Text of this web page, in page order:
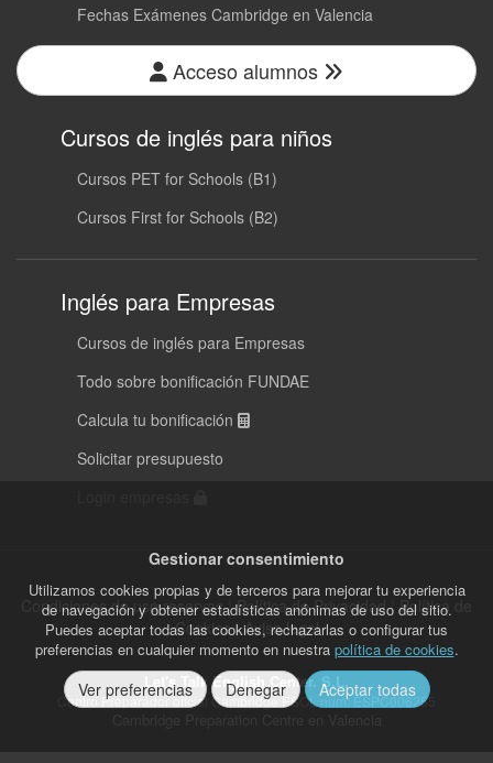
Fechas Exámenes Cambridge en Valencia
Acceso alumnos
Cursos de inglés para niños
Cursos PET for Schools (B1)
Cursos First for Schools (B2)
Inglés para Empresas
Cursos de inglés para Empresas
Todo sobre bonificación FUNDAE
Calcula tu bonificación
Solicitar presupuesto
Condiciones de uso reservas|Política de Privacidad|Política de
Cookies|Aviso legal
Let's Talk English Center. S.L.
Centro Preparador oficial Cambridge ESOL num: ESPC006255
Gestionar consentimiento
Utilizamos cookies propias y de terceros para mejorar tu experiencia
de navegación y obtener estadísticas anónimas de uso del sitio.
Puedes aceptar todas las cookies, rechazarlas o configurar tus
preferencias en cualquier momento en nuestra política de cookies.
Ver preferencias Denegar Aceptar todas